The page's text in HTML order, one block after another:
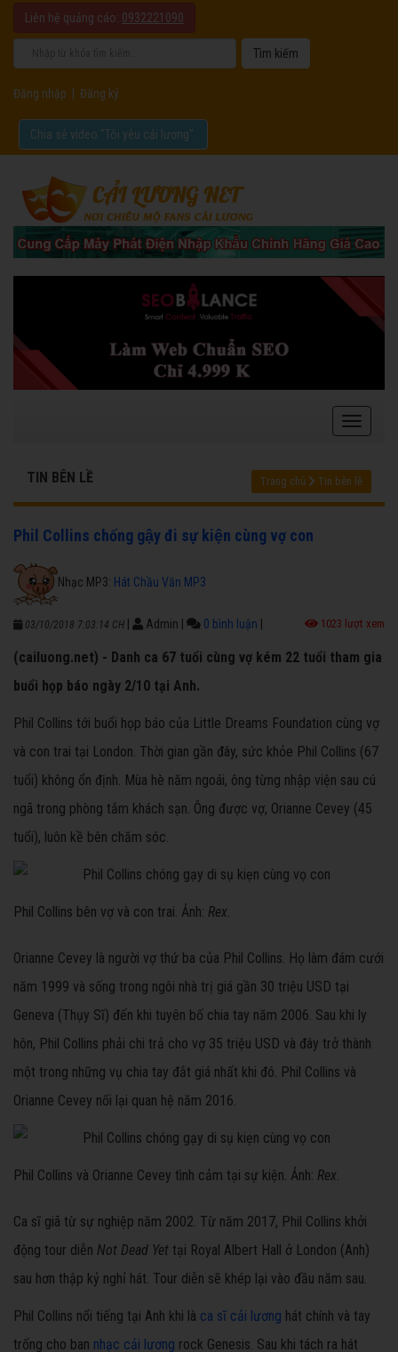
Liên hệ quảng cáo: 0932221090
Đăng nhập Đăng ký
Chia sẻ video "Tôi yêu cải lương".
TIN BÊN LỀ Trang chủ Tin bên lề
Phil Collins chống gậy đi sự kiện cùng vợ con
Nhạc MP3: Hát Chầu Văn MP3
03/10/2018 7:03:14 CH Admin 0 bình luận 1023 lượt xem
(cailuong.net) - Danh ca 67 tuổi cùng vợ kém 22 tuổi tham gia
buổi họp báo ngày 2/10 tại Anh.
Phil Collins tới buổi họp báo của Little Dreams Foundation cùng vợ
và con trai tại London. Thời gian gần đây, sức khỏe Phil Collins (67
tuổi) không ổn định. Mùa hè năm ngoái, ông từng nhập viện sau cú
ngã trong phòng tắm khách sạn. Ông được vợ, Orianne Cevey (45
tuổi), luôn kề bên chăm sóc.
Phil Collins bên vợ và con trai. Ảnh: Rex.
Orianne Cevey là người vợ thứ ba của Phil Collins. Họ làm đám cưới
năm 1999 và sống trong ngôi nhà trị giá gần 30 triệu USD tại
Geneva (Thụy Sĩ) đến khi tuyên bố chia tay năm 2006. Sau khi ly
hôn, Phil Collins phải chi trả cho vợ 35 triệu USD và đây trở thành
một trong những vụ chia tay đắt giá nhất khi đó. Phil Collins và
Orianne Cevey nối lại quan hệ năm 2016.
Phil Collins và Orianne Cevey tình cảm tại sự kiện. Ảnh: Rex.
Ca sĩ giã từ sự nghiệp năm 2002. Từ năm 2017, Phil Collins khởi
động tour diễn Not Dead Yet tại Royal Albert Hall ở London (Anh)
sau hơn thập kỷ nghỉ hát. Tour diễn sẽ khép lại vào đầu năm sau.
Phil Collins nổi tiếng tại Anh khi là ca sĩ cải lương hát chính và tay
trống cho ban nhạc cải lương rock Genesis. Sau khi tách ra hát